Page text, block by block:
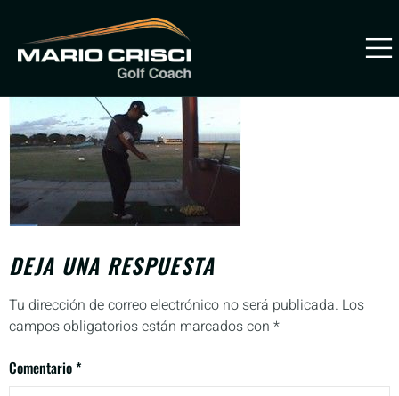
LESIONES
mario-crisci-two-balls-drill
DEJA UNA RESPUESTA
Tu dirección de correo electrónico no será publicada. Los
campos obligatorios están marcados con *
Comentario*